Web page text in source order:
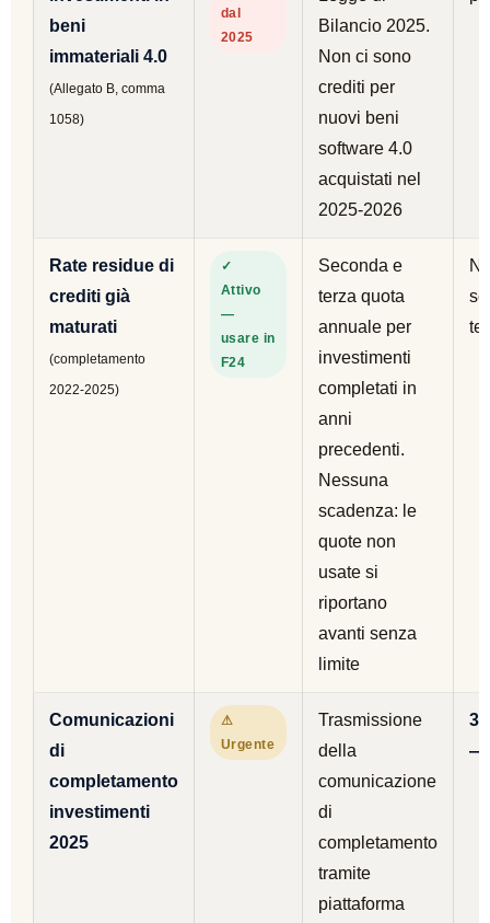
beni
immateriali 4.0
(Allegato B, comma
1058)
dal
2025
Bilancio 2025.
Non ci sono
crediti per
nuovi beni
software 4.0
acquistati nel
2025-2026
Rate residue di
crediti già
maturati
(completamento
2022-2025)
✓
Attivo
—
usare in
F24
Seconda e
terza quota
annuale per
investimenti
completati in
anni
precedenti.
Nessuna
scadenza: le
quote non
usate si
riportano
avanti senza
limite
Comunicazioni
di
completamento
investimenti
2025
⚠
Urgente
Trasmissione
della
comunicazione
di
completamento
tramite
piattaforma
—